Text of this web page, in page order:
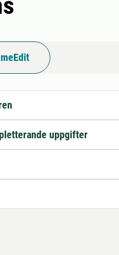
uppgifter